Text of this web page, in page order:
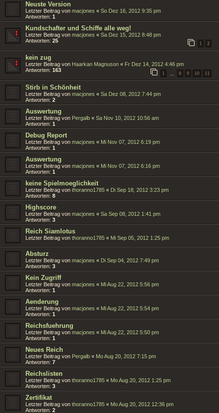
Neuste Version
Letzter Beitrag von macjones « So Dez 16, 2012 9:35 pm
Antworten: 1
Kundschafter und Schiffe alle weg!
Letzter Beitrag von macjones « Sa Dez 15, 2012 8:48 pm
Antworten: 25
1 2
kein zug
Letzter Beitrag von Haarkan Magnuson « Fr Dez 14, 2012 4:46 pm
Antworten: 163
1 8 9 10 11
Stirb in Schönheit
Letzter Beitrag von macjones « Sa Dez 08, 2012 7:44 pm
Antworten: 2
Auswertung
Letzter Beitrag von Pergalb « Sa Nov 10, 2012 10:56 am
Antworten: 1
Debug Report
Letzter Beitrag von macjones « Mi Nov 07, 2012 6:19 pm
Antworten: 1
Auswertung
Letzter Beitrag von macjones « Mi Nov 07, 2012 6:16 pm
Antworten: 1
keine Spielmoeglichkeit
Letzter Beitrag von thoranno1785 « Di Sep 18, 2012 3:23 pm
Antworten: 8
Highscore
Letzter Beitrag von macjones « Sa Sep 08, 2012 1:41 pm
Antworten: 3
Reich Siamlotus
Letzter Beitrag von thoranno1785 « Mi Sep 05, 2012 1:25 pm
Absturz
Letzter Beitrag von macjones « Di Sep 04, 2012 7:49 pm
Antworten: 3
Kein Zugriff
Letzter Beitrag von macjones « Mi Aug 22, 2012 5:56 pm
Antworten: 1
Aenderung
Letzter Beitrag von macjones « Mi Aug 22, 2012 5:54 pm
Antworten: 1
Reichsfuehrung
Letzter Beitrag von macjones « Mi Aug 22, 2012 5:50 pm
Antworten: 1
Neues Reich
Letzter Beitrag von Pergalb « Mo Aug 20, 2012 7:15 pm
Antworten: 7
Reichslisten
Letzter Beitrag von thoranno1785 « Mo Aug 20, 2012 1:25 pm
Antworten: 3
Zertifikat
Letzter Beitrag von thoranno1785 « Mo Aug 20, 2012 12:36 pm
Antworten: 2